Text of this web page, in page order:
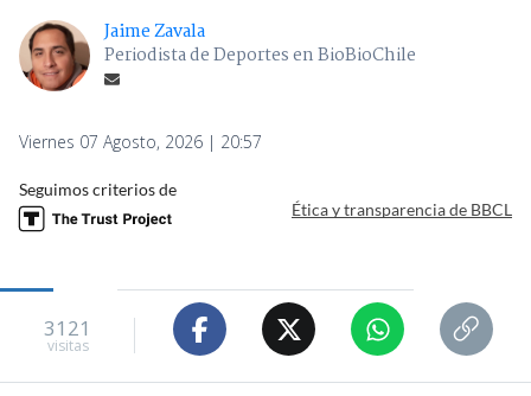
Jaime Zavala
Periodista de Deportes en BioBioChile
Viernes 07 Agosto, 2026 | 20:57
Seguimos criterios de
Ética y transparencia de BBCL
3121
visitas